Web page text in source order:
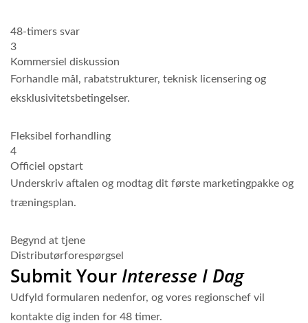
48-timers svar
3
Kommersiel diskussion
Forhandle mål, rabatstrukturer, teknisk licensering og
eksklusivitetsbetingelser.
Fleksibel forhandling
4
Officiel opstart
Underskriv aftalen og modtag dit første marketingpakke og
træningsplan.
Begynd at tjene
Distributørforespørgsel
Submit Your Interesse I Dag
Udfyld formularen nedenfor, og vores regionschef vil
kontakte dig inden for 48 timer.